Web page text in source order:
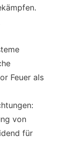
Feuer als
von
für